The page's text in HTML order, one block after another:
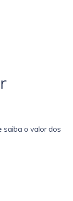
saiba o valor dos